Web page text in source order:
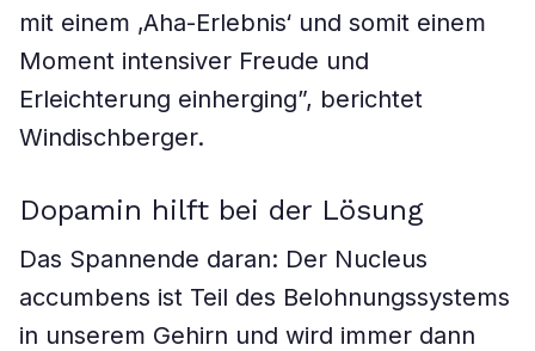
mit einem ‚Aha-Erlebnis‘ und somit einem
Moment intensiver Freude und
Erleichterung einherging”, berichtet
Windischberger.
Dopamin hilft bei der Lösung
Das Spannende daran: Der Nucleus
accumbens ist Teil des Belohnungssystems
in unserem Gehirn und wird immer dann